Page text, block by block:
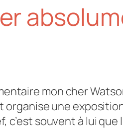
mon cher
une
souvent à lui